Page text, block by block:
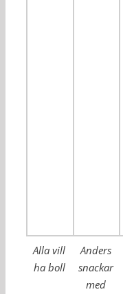
Alla vill
ha boll
Anders
snackar
med